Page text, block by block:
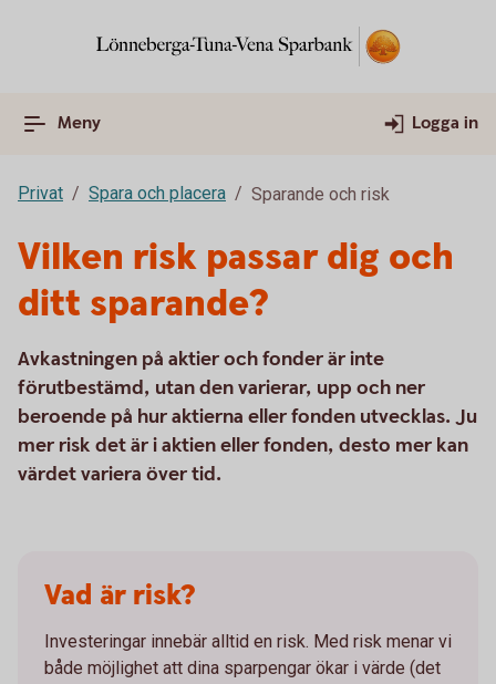
Meny Logga in
Privat Spara och placera Sparande och risk
Vilken risk passar dig och
ditt sparande?
Avkastningen på aktier och fonder är inte
förutbestämd, utan den varierar, upp och ner
beroende på hur aktierna eller fonden utvecklas. Ju
mer risk det är i aktien eller fonden, desto mer kan
värdet variera över tid.
Vad är risk?
Investeringar innebär alltid en risk. Med risk menar vi
både möjlighet att dina sparpengar ökar i värde (det